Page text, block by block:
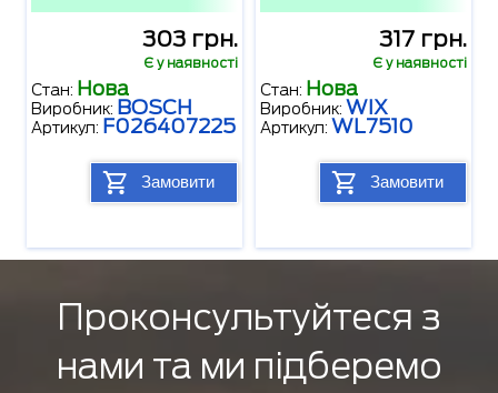
303 грн.
Є у наявності
Стан: Нова
Виробник: BOSCH
Артикул: F026407225
Замовити
317 грн.
Є у наявності
Стан: Нова
Виробник: WIX
Артикул: WL7510
Замовити
Проконсультуйтеся з
нами та ми підберемо